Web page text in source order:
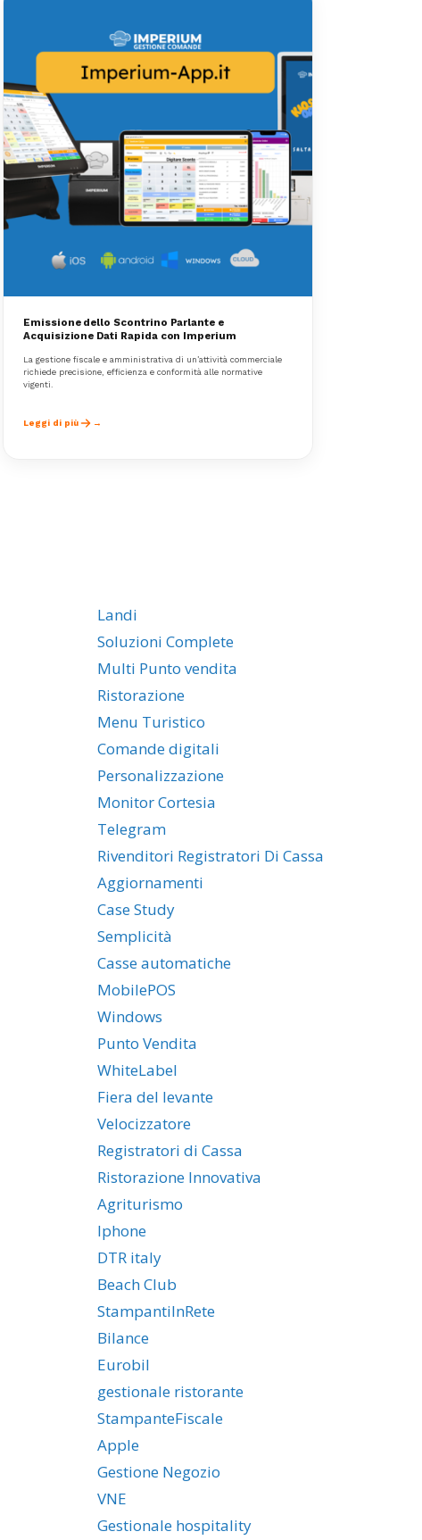
Emissione dello Scontrino Parlante e
Acquisizione Dati Rapida con Imperium
La gestione fiscale e amministrativa di un’attività commerciale
richiede precisione, efficienza e conformità alle normative
vigenti.
Leggi di più
Landi
Soluzioni Complete
Multi Punto vendita
Ristorazione
Menu Turistico
Comande digitali
Personalizzazione
Monitor Cortesia
Telegram
Rivenditori Registratori Di Cassa
Aggiornamenti
Case Study
Semplicità
Casse automatiche
MobilePOS
Windows
Punto Vendita
WhiteLabel
Fiera del levante
Velocizzatore
Registratori di Cassa
Ristorazione Innovativa
Agriturismo
Iphone
DTR italy
Beach Club
StampantiInRete
Bilance
Eurobil
gestionale ristorante
StampanteFiscale
Apple
Gestione Negozio
VNE
Gestionale hospitality